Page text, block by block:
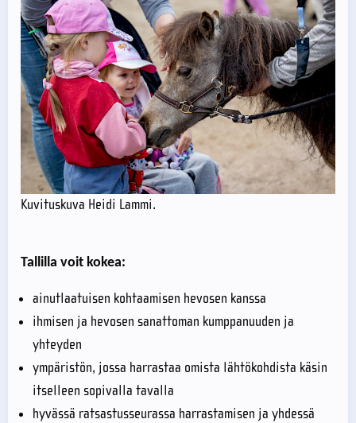
Kuvituskuva Heidi Lammi.
Tallilla voit kokea:
ainutlaatuisen kohtaamisen hevosen kanssa
ihmisen ja hevosen sanattoman kumppanuuden ja
yhteyden
ympäristön, jossa harrastaa omista lähtökohdista käsin
itselleen sopivalla tavalla
hyvässä ratsastusseurassa harrastamisen ja yhdessä